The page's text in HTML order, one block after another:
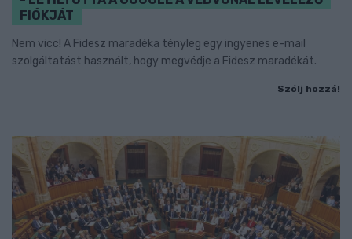
FIÓKJÁT
Nem vicc! A Fidesz maradéka tényleg egy ingyenes e-mail
szolgáltatást használt, hogy megvédje a Fidesz maradékát.
Szólj hozzá!